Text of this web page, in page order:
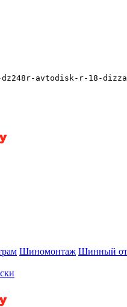
avtodisk-r-18-
Шиномонтаж Шинный